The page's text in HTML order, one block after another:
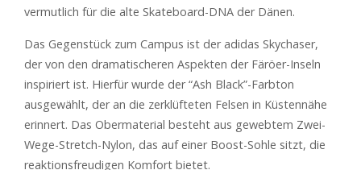
vermutlich für die alte Skateboard-DNA der Dänen.
Das Gegenstück zum Campus ist der adidas Skychaser,
der von den dramatischeren Aspekten der Färöer-Inseln
inspiriert ist. Hierfür wurde der “Ash Black”-Farbton
ausgewählt, der an die zerklüfteten Felsen in Küstennähe
erinnert. Das Obermaterial besteht aus gewebtem Zwei-
Wege-Stretch-Nylon, das auf einer Boost-Sohle sitzt, die
reaktionsfreudigen Komfort bietet.